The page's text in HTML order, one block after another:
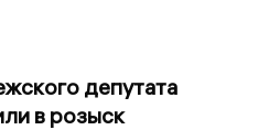
депутата
в розыск